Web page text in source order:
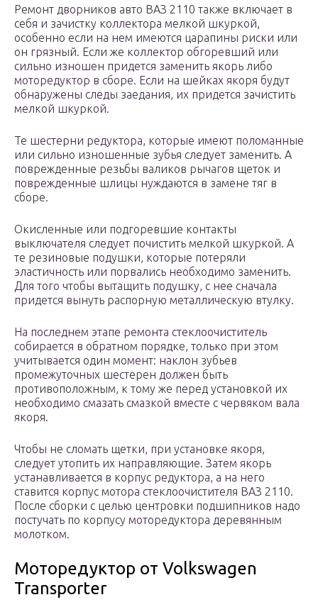
Ремонт дворников авто ВАЗ 2110 также включает в
себя и зачистку коллектора мелкой шкуркой,
особенно если на нем имеются царапины риски или
он грязный. Если же коллектор обгоревший или
сильно изношен придется заменить якорь либо
моторедуктор в сборе. Если на шейках якоря будут
обнаружены следы заедания, их придется зачистить
мелкой шкуркой.
Те шестерни редуктора, которые имеют поломанные
или сильно изношенные зубья следует заменить. А
поврежденные резьбы валиков рычагов щеток и
поврежденные шлицы нуждаются в замене тяг в
сборе.
Окисленные или подгоревшие контакты
выключателя следует почистить мелкой шкуркой. А
те резиновые подушки, которые потеряли
эластичность или порвались необходимо заменить.
Для того чтобы вытащить подушку, с нее сначала
придется вынуть распорную металлическую втулку.
На последнем этапе ремонта стеклоочиститель
собирается в обратном порядке, только при этом
учитывается один момент: наклон зубьев
промежуточных шестерен должен быть
противоположным, к тому же перед установкой их
необходимо смазать смазкой вместе с червяком вала
якоря.
Чтобы не сломать щетки, при установке якоря,
следует утопить их направляющие. Затем якорь
устанавливается в корпус редуктора, а на него
ставится корпус мотора стеклоочистителя ВАЗ 2110.
После сборки с целью центровки подшипников надо
постучать по корпусу моторедуктора деревянным
молотком.
Моторедуктор от Volkswagen
Transporter